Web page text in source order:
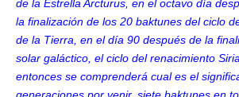
de la Estrella Arcturus, en el octavo día
la finalización de los 20 baktunes del ciclo
de la Tierra, en el día 90 después de la
solar galáctico, el ciclo del renacimiento
entonces se comprenderá cual es el